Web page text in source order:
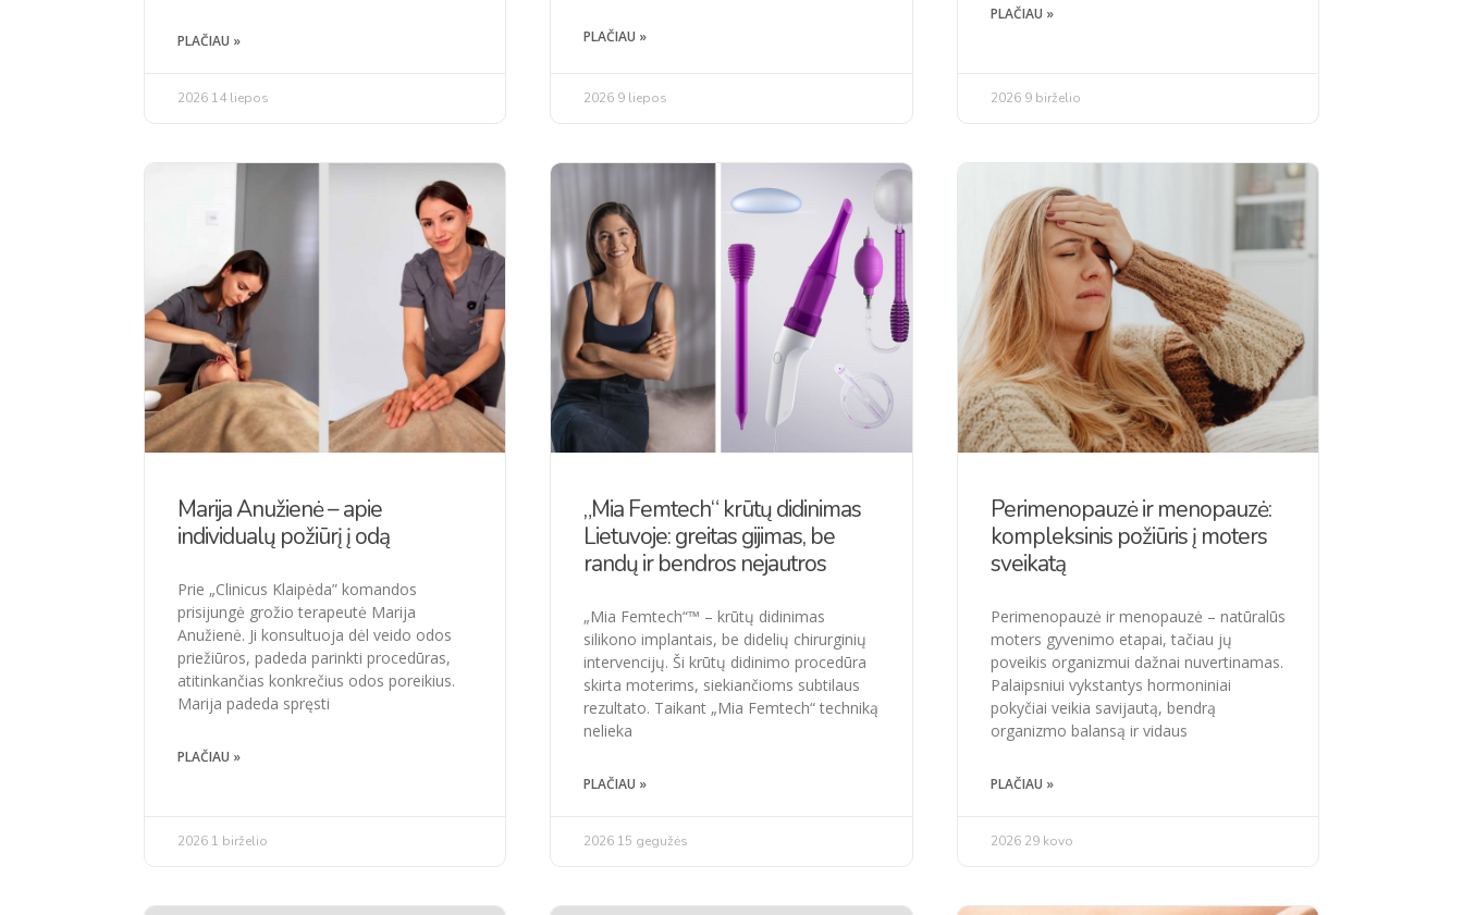
PLAČIAU »
2026 14 liepos
PLAČIAU »
2026 9 liepos
PLAČIAU »
2026 9 birželio
Marija Anužienė – apie
individualų požiūrį į odą
Prie „Clinicus Klaipėda” komandos
prisijungė grožio terapeutė Marija
Anužienė. Ji konsultuoja dėl veido odos
priežiūros, padeda parinkti procedūras,
atitinkančias konkrečius odos poreikius.
Marija padeda spręsti
PLAČIAU »
2026 1 birželio
„Mia Femtech“ krūtų didinimas
Lietuvoje: greitas gijimas, be
randų ir bendros nejautros
„Mia Femtech“™ – krūtų didinimas
silikono implantais, be didelių chirurginių
intervencijų. Ši krūtų didinimo procedūra
skirta moterims, siekiančioms subtilaus
rezultato. Taikant „Mia Femtech“ techniką
nelieka
PLAČIAU »
2026 15 gegužės
Perimenopauzė ir menopauzė:
kompleksinis požiūris į moters
sveikatą
Perimenopauzė ir menopauzė – natūralūs
moters gyvenimo etapai, tačiau jų
poveikis organizmui dažnai nuvertinamas.
Palaipsniui vykstantys hormoniniai
pokyčiai veikia savijautą, bendrą
organizmo balansą ir vidaus
PLAČIAU »
2026 29 kovo